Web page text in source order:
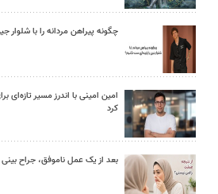
چگونه پیراهن مردانه را با
امین امینی با اندرز مسیر
کرد
بعد از یک عمل ناموفق، جراح